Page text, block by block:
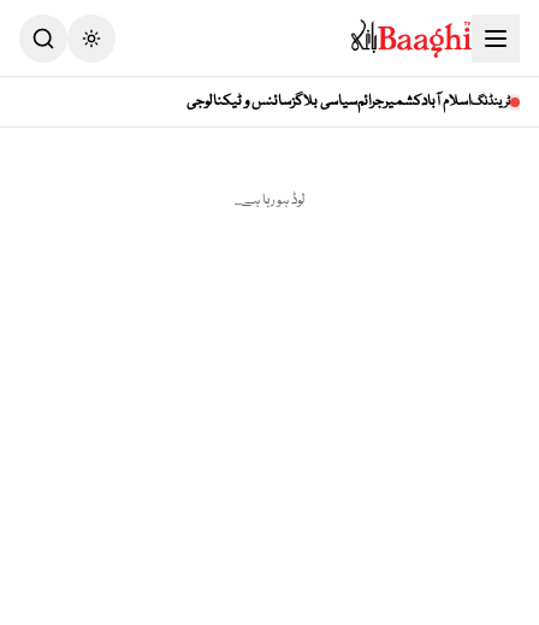
Toggle theme
ٹرینڈنگاسلام آبادکشمیرجرائمسیاسی بلاگزسائنس و ٹیکنالوجی
لوڈ ہو رہا ہے...